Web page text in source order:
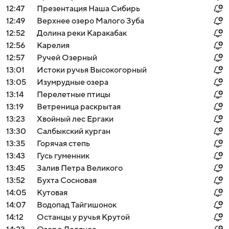
12:47
Презентация Наша Сибирь
12:49
Верхнее озеро Малого Зуба
12:52
Долина реки Каракабак
12:56
Карелия
12:57
Ручей Озерный
13:01
Истоки ручья Высокогорный
13:05
Изумрудные озера
13:14
Перелетные птицы
13:19
Ветреница раскрытая
13:23
Хвойный лес Ергаки
13:30
Салбыкский курган
13:35
Горячая степь
13:43
Гусь гуменник
13:45
Залив Петра Великого
13:52
Бухта Сосновая
14:05
Кутовая
14:07
Водопад Тайгишонок
14:12
Останцы у ручья Крутой